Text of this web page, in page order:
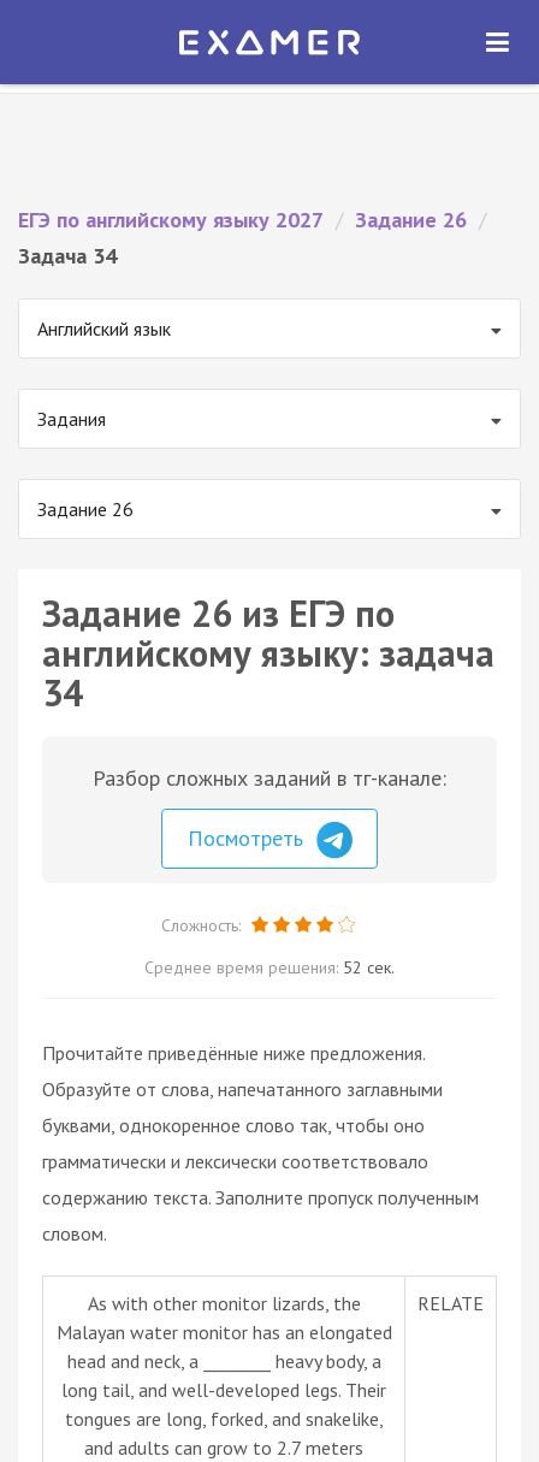
Экзамер — ЕГЭ 2027
ОТКРЫТЬ
ЕГЭ по английскому языку 2027 / Задание 26 /
Задача 34
Английский язык
Задания
Задание 26
Задание 26 из ЕГЭ по
английскому языку: задача
34
Разбор сложных заданий в тг-канале:
Посмотреть
Сложность:
Среднее время решения: 52 сек.
Прочитайте приведённые ниже предложения.
Образуйте от слова, напечатанного заглавными
буквами, однокоренное слово так, чтобы оно
грамматически и лексически соответствовало
содержанию текста. Заполните пропуск полученным
словом.
As with other monitor lizards, the
Malayan water monitor has an elongated
head and neck, a ________ heavy body, a
long tail, and well-developed legs. Their
tongues are long, forked, and snakelike,
and adults can grow to 2.7 meters
RELATE